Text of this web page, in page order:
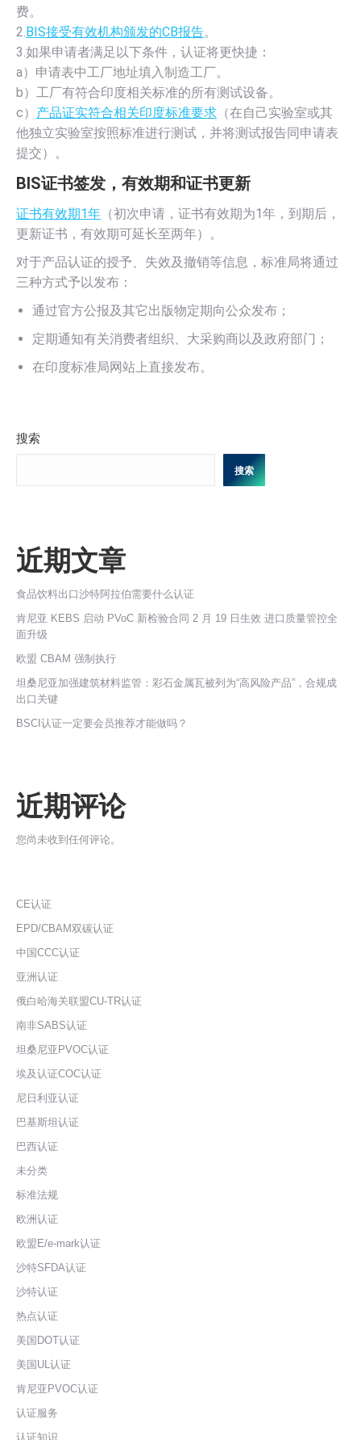
费。
2.BIS接受有效机构颁发的CB报告。
3.如果申请者满足以下条件，认证将更快捷：
a）申请表中工厂地址填入制造工厂。
b）工厂有符合印度相关标准的所有测试设备。
c） 产品证实符合相关印度标准要求 （在自己实验室或其
他独立实验室按照标准进行测试，并将测试报告同申请表
提交）。
BIS证书签发，有效期和证书更新
证书有效期1年 （初次申请，证书有效期为1年，到期后，
更新证书，有效期可延长至两年）。
对于产品认证的授予、失效及撤销等信息，标准局将通过
三种方式予以发布：
通过官方公报及其它出版物定期向公众发布；
定期通知有关消费者组织、大采购商以及政府部门；
在印度标准局网站上直接发布。
搜索
搜索
近期文章
食品饮料出口沙特阿拉伯需要什么认证
肯尼亚 KEBS 启动 PVoC 新检验合同 2 月 19 日生效 进口质量管控全
面升级
欧盟 CBAM 强制执行
坦桑尼亚加强建筑材料监管：彩石金属瓦被列为“高风险产品”，合规成
出口关键
BSCI认证一定要会员推荐才能做吗？
近期评论
您尚未收到任何评论。
CE认证
EPD/CBAM双碳认证
中国CCC认证
亚洲认证
俄白哈海关联盟CU-TR认证
南非SABS认证
坦桑尼亚PVOC认证
埃及认证COC认证
尼日利亚认证
巴基斯坦认证
巴西认证
未分类
标准法规
欧洲认证
欧盟E/e-mark认证
沙特SFDA认证
沙特认证
热点认证
美国DOT认证
美国UL认证
肯尼亚PVOC认证
认证服务
认证知识